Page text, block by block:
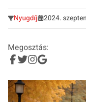
Nyugdíj 2024.
Megosztás: